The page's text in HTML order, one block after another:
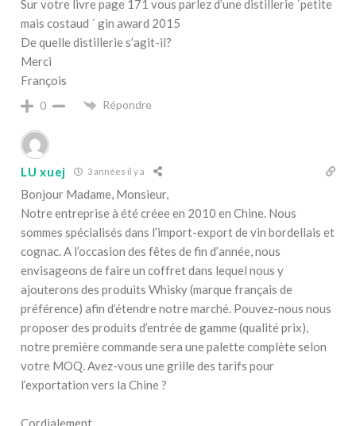
Sur votre livre page 171 vous parlez d’une distillerie ´petite
mais costaud ´ gin award 2015
De quelle distillerie s’agit-il?
Merci
François
0 Répondre
LU xuej 3 années il y a
Bonjour Madame, Monsieur,
Notre entreprise à été créee en 2010 en Chine. Nous
sommes spécialisés dans l’import-export de vin bordellais et
cognac. A l’occasion des fêtes de fin d’année, nous
envisageons de faire un coffret dans lequel nous y
ajouterons des produits Whisky (marque français de
préférence) afin d’étendre notre marché. Pouvez-nous nous
proposer des produits d’entrée de gamme (qualité prix),
notre première commande sera une palette complète selon
votre MOQ. Avez-vous une grille des tarifs pour
l’exportation vers la Chine ?
Cordialement,